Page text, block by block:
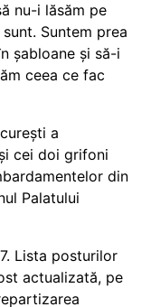
nu-i lăsăm pe
Suntem prea
șabloane și să-i
ceea ce fac
a
cei doi grifoni
din
Palatului
Lista posturilor
actualizată, pe